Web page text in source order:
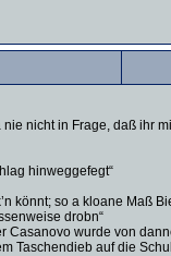
nicht in Frage, daß ihr
hinweggefegt“
könnt; so a kloane Maß
drobn“
Casanovo wurde von
Taschendieb auf die